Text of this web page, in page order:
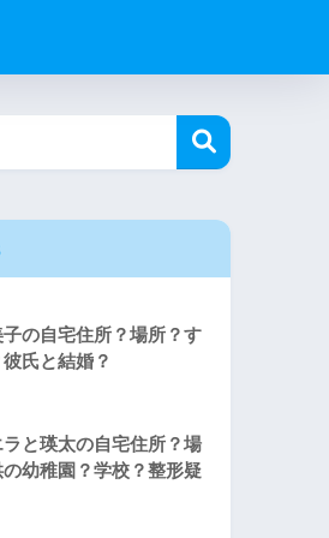
の自宅住所？場所？す
氏と結婚？
と瑛太の自宅住所？場
幼稚園？学校？整形疑